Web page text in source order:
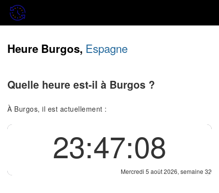
Heure Burgos, Espagne
Quelle heure est-il à Burgos ?
À Burgos, il est actuellement :
23:47:08
Mercredi 5 août 2026, semaine 32